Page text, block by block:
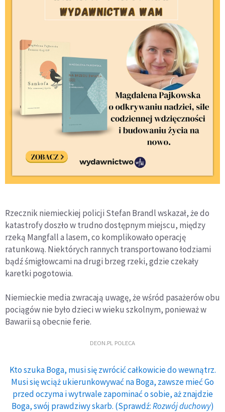
Rzecznik niemieckiej policji Stefan Brandl wskazał, że do
katastrofy doszło w trudno dostępnym miejscu, między
rzeką Mangfall a lasem, co komplikowało operację
ratunkową. Niektórych rannych transportowano łodziami
bądź śmigłowcami na drugi brzeg rzeki, gdzie czekały
karetki pogotowia.
Niemieckie media zwracają uwagę, że wśród pasażerów obu
pociągów nie było dzieci w wieku szkolnym, ponieważ w
Bawarii są obecnie ferie.
DEON.PL POLECA
Kto szuka Boga, musi się zwrócić całkowicie do wewnątrz.
Musi się wciąż ukierunkowywać na Boga, zawsze mieć Go
przed oczyma i wytrwale zapominać o sobie, aż znajdzie
Boga, swój prawdziwy skarb. (Sprawdź:Rozwój duchowy)